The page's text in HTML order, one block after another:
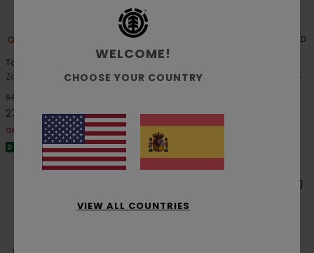
ORGANIC COTTON
Topaz C3
Zapatillas de piel Beige hombre
60,00 €
27,00 €
OFERTAS
DOBLE PROMO -25% EXTRA
RECYCLED
Zapatillas de caña baja Negro
33,75 €
OFERTAS
DOBLE PROMO -25% EXTRA
WELCOME!
CHOOSE YOUR COUNTRY
VIEW ALL COUNTRIES